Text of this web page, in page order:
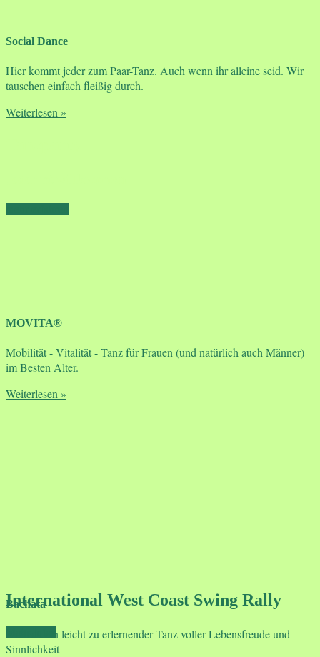
International West Coast Swing Rally
Social Dance
Hier kommt jeder zum Paar-Tanz. Auch wenn ihr alleine seid. Wir
tauschen einfach fleißig durch.
Weiterlesen »
MOVITA®
Mobilität - Vitalität - Tanz für Frauen (und natürlich auch Männer)
im Besten Alter.
Weiterlesen »
Bachata
Bachata ein leicht zu erlernender Tanz voller Lebensfreude und
Sinnlichkeit